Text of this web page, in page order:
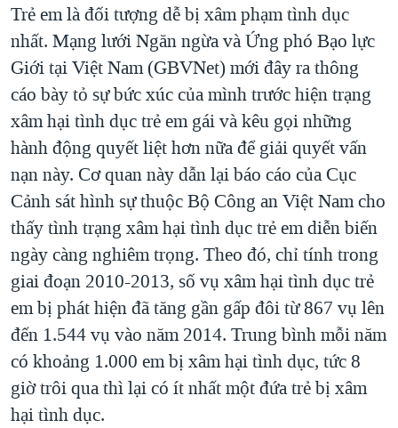
BÊN KIA QUỐC LỘ: TIẾNG VỌNG TỪ NÔNG THÔN MỸ
QUAN HỆ VIỆT MỸ
Trẻ em là đối tượng dễ bị xâm phạm tình dục
nhất. Mạng lưới Ngăn ngừa và Ứng phó Bạo lực
Giới tại Việt Nam (GBVNet) mới đây ra thông
cáo bày tỏ sự bức xúc của mình trước hiện trạng
xâm hại tình dục trẻ em gái và kêu gọi những
hành động quyết liệt hơn nữa để giải quyết vấn
nạn này. Cơ quan này dẫn lại báo cáo của Cục
Cảnh sát hình sự thuộc Bộ Công an Việt Nam cho
thấy tình trạng xâm hại tình dục trẻ em diễn biến
ngày càng nghiêm trọng. Theo đó, chỉ tính trong
giai đoạn 2010-2013, số vụ xâm hại tình dục trẻ
em bị phát hiện đã tăng gần gấp đôi từ 867 vụ lên
đến 1.544 vụ vào năm 2014. Trung bình mỗi năm
có khoảng 1.000 em bị xâm hại tình dục, tức 8
giờ trôi qua thì lại có ít nhất một đứa trẻ bị xâm
hại tình dục.